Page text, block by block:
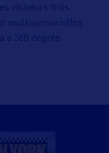
visiteurs trois
multisensorielles
à 360 degrés